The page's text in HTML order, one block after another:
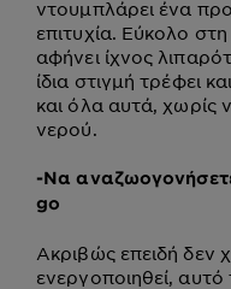
ντουμπλάρει ένα
επιτυχία. Εύκολο
αφήνει ίχνος
ίδια στιγμή τρέφει
και όλα αυτά, χωρίς
νερού.
-Να
go
Ακριβώς επειδή δεν
ενεργοποιηθεί, αυτό